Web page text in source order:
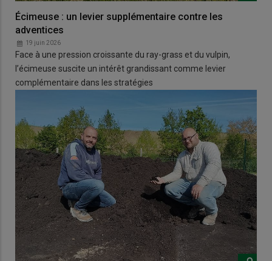
Écimeuse : un levier supplémentaire contre les
adventices
19 juin 2026
Face à une pression croissante du ray-grass et du vulpin,
l’écimeuse suscite un intérêt grandissant comme levier
complémentaire dans les stratégies